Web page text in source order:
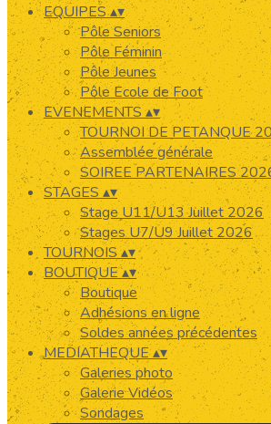
EQUIPES▴▾
Pôle Seniors
Pôle Féminin
Pôle Jeunes
Pôle Ecole de Foot
EVENEMENTS▴▾
TOURNOI DE PETANQUE
Assemblée générale
SOIREE PARTENAIRES
STAGES ▴▾
Stage U11/U13 Juillet 2026
Stages U7/U9 Juillet 2026
TOURNOIS▴▾
BOUTIQUE▴▾
Boutique
Adhésions en ligne
Soldes années précédentes
MEDIATHEQUE▴▾
Galeries photo
Galerie Vidéos
Sondages